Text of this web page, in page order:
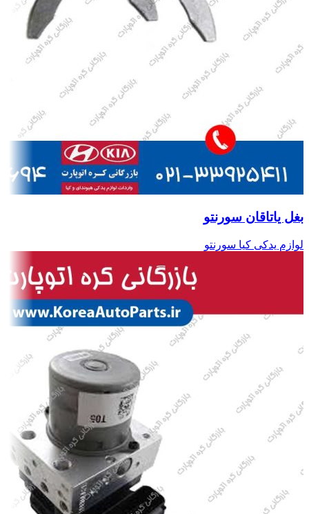
بغل یاتاقان سورنتو
لوازم یدکی کیا سورنتو